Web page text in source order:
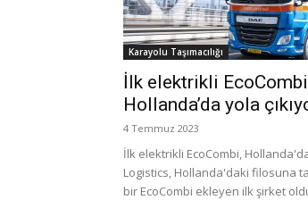
Karayolu Taşımacılığı
İlk elektrikli
Hollanda’da yola
4 Temmuz 2023
İlk elektrikli EcoCombi,
Logistics, Hollanda'daki filosuna
bir EcoCombi ekleyen ilk şirket